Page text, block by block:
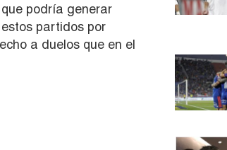
podría generar
partidos por
a duelos que en el